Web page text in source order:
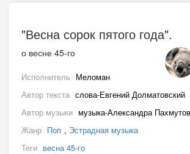
"Весна сорок пятого года".
о весне 45-го
Исполнитель Меломан
Автор текста слова-Евгений Долматовский
Автор музыки музыка-Александра
Жанр Поп , Эстрадная музыка
Теги весна 45-го